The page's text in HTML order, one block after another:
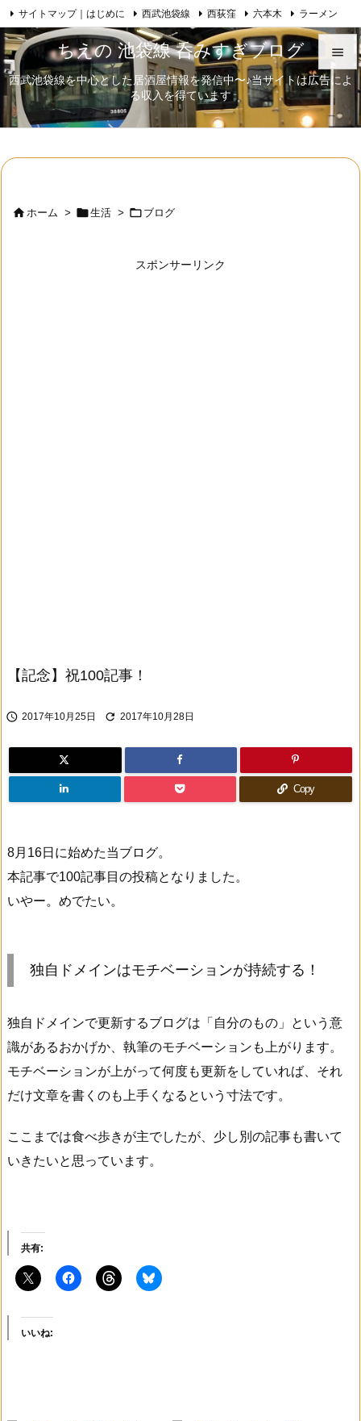
ちえの 池袋線 呑みすぎブログ
西武池袋線を中心とした居酒屋情報を発信中〜♪当サイトは広告によ
る収入を得ています


メニュ

サイトマップ｜はじめに 西武池袋線 西荻窪 六本木 ラーメン
日本酒 歌舞伎 自己紹介 RSS Feedly
ホーム > 生活 >  ブログ
スポンサーリンク
【記念】祝100記事！
 2017年10月25日  2017年10月28日
Copy
8月16日に始めた当ブログ。
本記事で100記事目の投稿となりました。
いやー。めでたい。
独自ドメインはモチベーションが持続する！
独自ドメインで更新するブログは「自分のもの」という意
識があるおかげか、執筆のモチベーションも上がります。
モチベーションが上がって何度も更新をしていれば、それ
だけ文章を書くのも上手くなるという寸法です。
ここまでは食べ歩きが主でしたが、少し別の記事も書いて
いきたいと思っています。
共有:
いいね: